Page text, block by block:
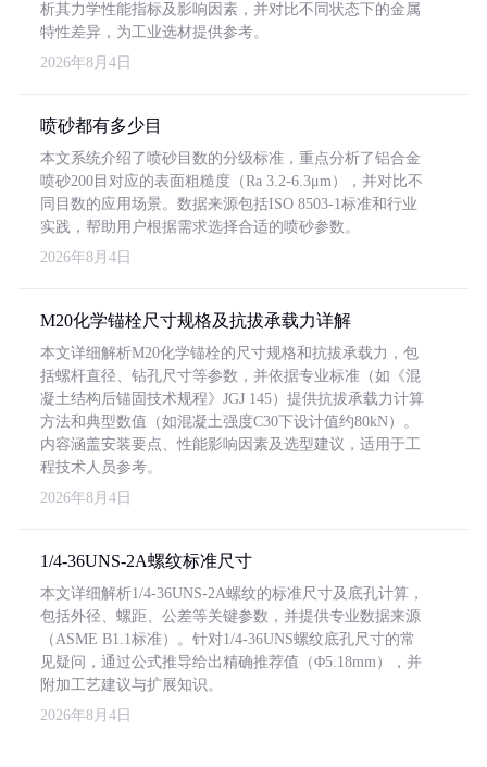
析其力学性能指标及影响因素，并对比不同状态下的金属
特性差异，为工业选材提供参考。
2026年8月4日
喷砂都有多少目
本文系统介绍了喷砂目数的分级标准，重点分析了铝合金
喷砂200目对应的表面粗糙度（Ra 3.2-6.3μm），并对比不
同目数的应用场景。数据来源包括ISO 8503-1标准和行业
实践，帮助用户根据需求选择合适的喷砂参数。
2026年8月4日
M20化学锚栓尺寸规格及抗拔承载力详解
本文详细解析M20化学锚栓的尺寸规格和抗拔承载力，包
括螺杆直径、钻孔尺寸等参数，并依据专业标准（如《混
凝土结构后锚固技术规程》JGJ 145）提供抗拔承载力计算
方法和典型数值（如混凝土强度C30下设计值约80kN）。
内容涵盖安装要点、性能影响因素及选型建议，适用于工
程技术人员参考。
2026年8月4日
1/4-36UNS-2A螺纹标准尺寸
本文详细解析1/4-36UNS-2A螺纹的标准尺寸及底孔计算，
包括外径、螺距、公差等关键参数，并提供专业数据来源
（ASME B1.1标准）。针对1/4-36UNS螺纹底孔尺寸的常
见疑问，通过公式推导给出精确推荐值（Φ5.18mm），并
附加工艺建议与扩展知识。
2026年8月4日